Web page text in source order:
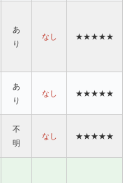
あ
り
なし ★★★★★
あ
り
なし ★★★★★
不
明
なし ★★★★★